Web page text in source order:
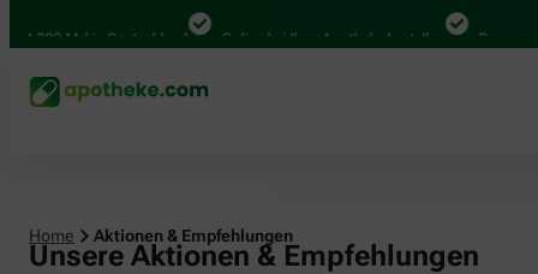
Mal in Deutschland Online bei Ihrer Apotheke bestellen Bequem
Home Aktionen & Empfehlungen
Unsere Aktionen & Empfehlungen